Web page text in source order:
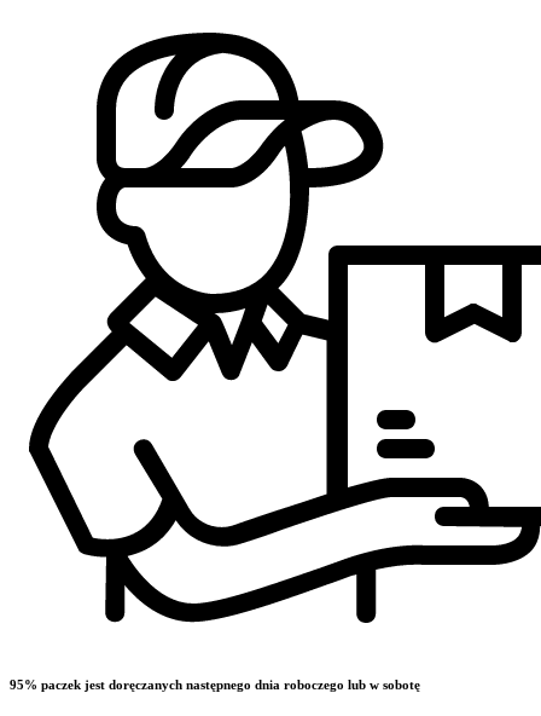
95% paczek jest doręczanych następnego dnia roboczego lub w sobotę